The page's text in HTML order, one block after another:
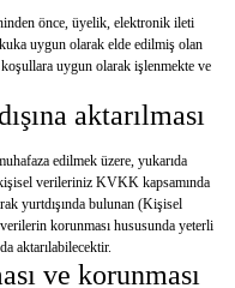
önce, üyelik, elektronik ileti
uygun olarak elde edilmiş olan
uygun olarak işlenmekte ve
aktarılması
edilmek üzere, yukarıda
verileriniz KVKK kapsamında
yurtdışında bulunan (Kişisel
korunması hususunda yeterli
aktarılabilecektir.
ve korunması